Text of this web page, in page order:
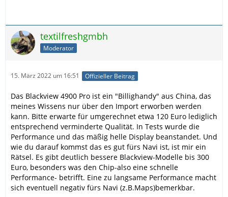
textilfreshgmbh
Moderator
15. März 2022 um 16:51 Offizieller Beitrag
Das Blackview 4900 Pro ist ein "Billighandy" aus China, das
meines Wissens nur über den Import erworben werden
kann. Bitte erwarte für umgerechnet etwa 120 Euro lediglich
entsprechend verminderte Qualität. In Tests wurde die
Performance und das mäßig helle Display beanstandet. Und
wie du darauf kommst das es gut fürs Navi ist, ist mir ein
Rätsel. Es gibt deutlich bessere Blackview-Modelle bis 300
Euro, besonders was den Chip-also eine schnelle
Performance- betrifft. Eine zu langsame Performance macht
sich eventuell negativ fürs Navi (z.B.Maps)bemerkbar.